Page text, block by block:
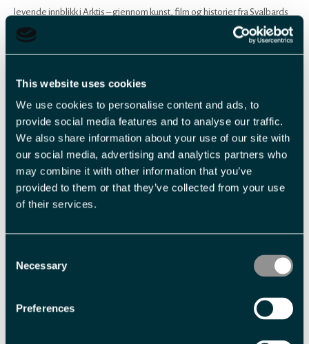
This website uses cookies
We use cookies to personalise content and ads, to
provide social media features and to analyse our traffic.
We also share information about your use of our site with
our social media, advertising and analytics partners who
may combine it with other information that you’ve
provided to them or that they’ve collected from your use
of their services.
Selection
Necessary
Preferences
levende innblikk i Arktis – gjennom kunst, film og historier fra Svalbards
mange tidsepoker.
programmert av Nordnorsk Kunstmuseum, med tilhørende
formidlingsprogram. Her møter du både etablerte og nye stemmer
innen nordlig samtidskunst, og utstillingene speiler på ulikt vis livet i de
arktiske nordområdene.
I vår andre sal viser vi den permanente
Arrangement